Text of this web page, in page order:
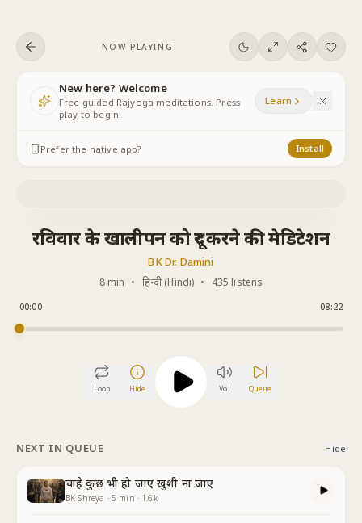
NOW PLAYING
New here? Welcome
Free guided Rajyoga meditations. Press
play to begin.
Learn
Prefer the native app? Install
रविवार के खालीपन को दूर करने की मेडिटेशन
BK Dr. Damini
8 min • हिन्दी (Hindi) • 435 listens
00:00 08:22
Loop Hide Vol Queue
NEXT IN QUEUE Hide
चाहे कुछ भी हो जाए खुशी ना जाए
BK Shreya · 5 min · 1.6k